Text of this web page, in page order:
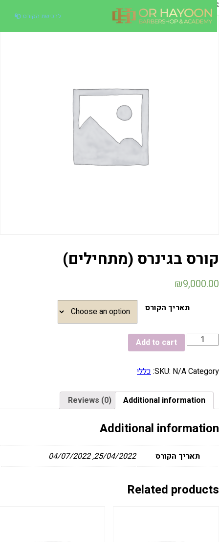
לרכישת הקורס
בגינרס (מתחילים)
₪
תאריך הקורס
Add to cart
SKU:N/A כללי
Additional information
Reviews (0)
Additional
תאריך הקורס 25/04/2022, 04/07/2022
Related